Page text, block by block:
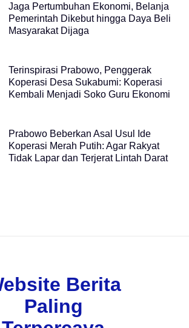
Jaga Pertumbuhan Ekonomi, Belanja
Pemerintah Dikebut hingga Daya Beli
Masyarakat Dijaga
Terinspirasi Prabowo, Penggerak
Koperasi Desa Sukabumi: Koperasi
Kembali Menjadi Soko Guru Ekonomi
Prabowo Beberkan Asal Usul Ide
Koperasi Merah Putih: Agar Rakyat
Tidak Lapar dan Terjerat Lintah Darat
Berita
Paling